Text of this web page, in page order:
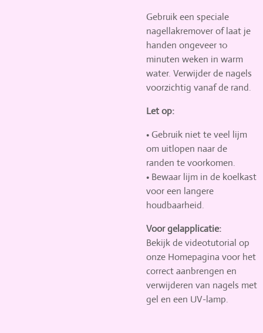
Gebruik een speciale
nagellakremover of laat je
handen ongeveer 10
minuten weken in warm
water. Verwijder de nagels
voorzichtig vanaf de rand.
Let op:
• Gebruik niet te veel lijm
om uitlopen naar de
randen te voorkomen.
• Bewaar lijm in de koelkast
voor een langere
houdbaarheid.
Voor gelapplicatie:
Bekijk de videotutorial op
onze Homepagina voor het
correct aanbrengen en
verwijderen van nagels met
gel en een UV-lamp.